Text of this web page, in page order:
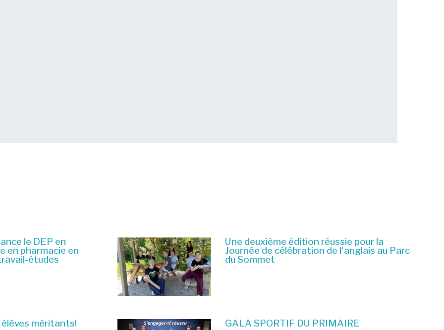
le DEP en
en pharmacie en
études
Une deuxième édition réussie pour la
Journée de célébration de l'anglais au Parc
du Sommet
élèves méritants! GALA SPORTIF DU PRIMAIRE